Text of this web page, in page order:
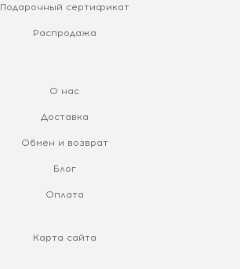
Подарочный сертификат
Распродажа
О нас
Доставка
Обмен и возврат
Блог
Оплата
Карта сайта